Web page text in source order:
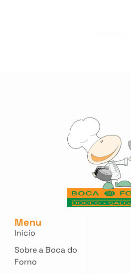
Menu
Inicio
Sobre a Boca do
Forno